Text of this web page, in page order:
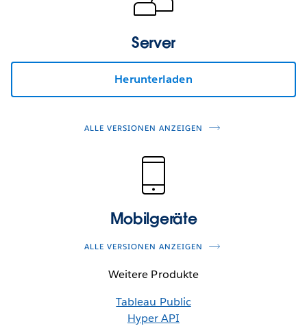
Server
Herunterladen
ALLE VERSIONEN ANZEIGEN
Mobilgeräte
ALLE VERSIONEN ANZEIGEN
Weitere Produkte
Tableau Public
Hyper API